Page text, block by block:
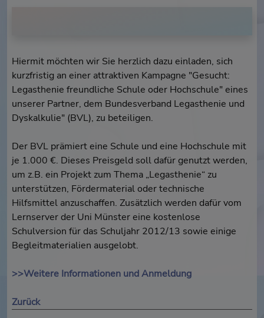
Hiermit möchten wir Sie herzlich dazu einladen, sich
kurzfristig an einer attraktiven Kampagne "Gesucht:
Legasthenie freundliche Schule oder Hochschule" eines
unserer Partner, dem Bundesverband Legasthenie und
Dyskalkulie" (BVL), zu beteiligen.
Der BVL prämiert eine Schule und eine Hochschule mit
je 1.000 €. Dieses Preisgeld soll dafür genutzt werden,
um z.B. ein Projekt zum Thema „Legasthenie“ zu
unterstützen, Fördermaterial oder technische
Hilfsmittel anzuschaffen. Zusätzlich werden dafür vom
Lernserver der Uni Münster eine kostenlose
Schulversion für das Schuljahr 2012/13 sowie einige
Begleitmaterialien ausgelobt.
>>Weitere Informationen und Anmeldung
Zurück